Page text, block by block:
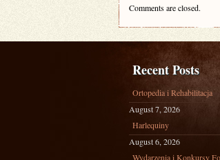
Comments are closed.
Recent Posts
Ortopedia i Rehabilitacja
August 7, 2026
Harlequiny
August 6, 2026
Wydarzenia i Konkursy